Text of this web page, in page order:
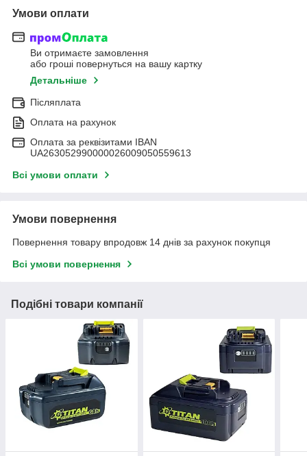
Умови оплати
Ви отримаєте замовлення
або гроші повернуться на вашу картку
Детальніше
Післяплата
Оплата на рахунок
Оплата за реквізитами IBAN
UA263052990000026009050559613
Всі умови оплати
Умови повернення
Повернення товару впродовж 14 днів за рахунок покупця
Всі умови повернення
Подібні товари компанії